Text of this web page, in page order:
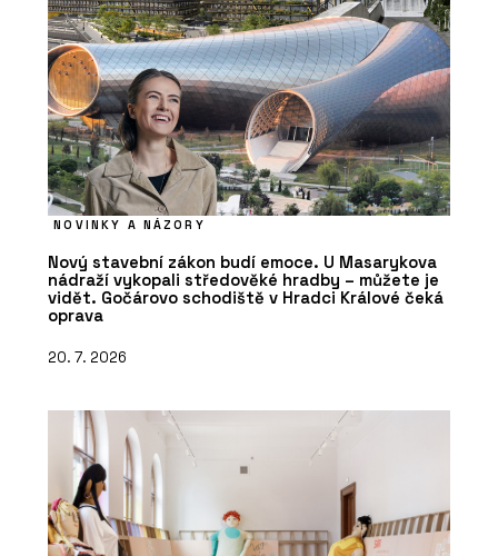
NOVINKY A NÁZORY
Nový stavební zákon budí emoce. U Masarykova
nádraží vykopali středověké hradby – můžete je
vidět. Gočárovo schodiště v Hradci Králové čeká
oprava
20. 7. 2026